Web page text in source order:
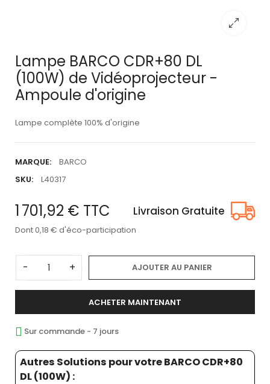
Lampe BARCO CDR+80 DL
(100W) de Vidéoprojecteur -
Ampoule d'origine
Lampe complète 100% d'origine
MARQUE:
BARCO
SKU:
L40317
1 701,92 € TTC Livraison Gratuite
Dont 0,18 € d'éco-participation
- + AJOUTER AU PANIER
ACHETER MAINTENANT
Sur commande - 7 jours
Autres Solutions pour votre BARCO CDR+80
DL (100W) :